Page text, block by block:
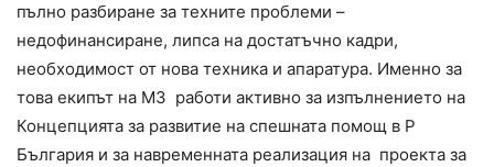
пълно разбиране за техните проблеми –
недофинансиране, липса на достатъчно кадри,
необходимост от нова техника и апаратура. Именно за
това екипът на МЗ работи активно за изпълнението на
Концепцията за развитие на спешната помощ в Р
България и за навременната реализация на проекта за